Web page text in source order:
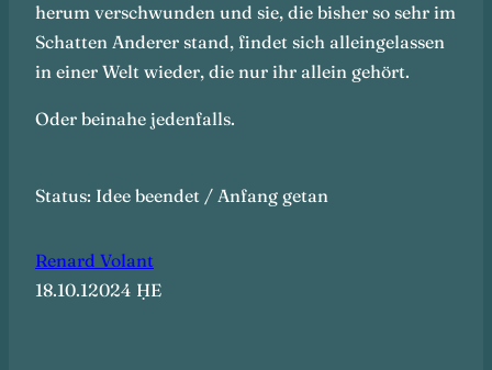
herum verschwunden und sie, die bisher so sehr im
Schatten Anderer stand, findet sich alleingelassen
in einer Welt wieder, die nur ihr allein gehört.
Oder beinahe jedenfalls.
Status: Idee beendet / Anfang getan
Renard Volant
18.10.12024 ḤE